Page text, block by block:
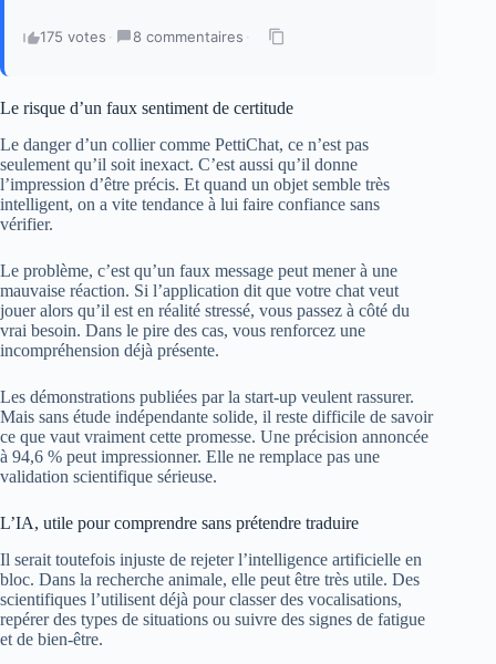
175 votes · 8 commentaires ·
Le risque d’un faux sentiment de certitude
Le danger d’un collier comme PettiChat, ce n’est pas
seulement qu’il soit inexact. C’est aussi qu’il donne
l’impression d’être précis. Et quand un objet semble très
intelligent, on a vite tendance à lui faire confiance sans
vérifier.
Le problème, c’est qu’un faux message peut mener à une
mauvaise réaction. Si l’application dit que votre chat veut
jouer alors qu’il est en réalité stressé, vous passez à côté du
vrai besoin. Dans le pire des cas, vous renforcez une
incompréhension déjà présente.
Les démonstrations publiées par la start-up veulent rassurer.
Mais sans étude indépendante solide, il reste difficile de savoir
ce que vaut vraiment cette promesse. Une précision annoncée
à 94,6 % peut impressionner. Elle ne remplace pas une
validation scientifique sérieuse.
L’IA, utile pour comprendre sans prétendre traduire
Il serait toutefois injuste de rejeter l’intelligence artificielle en
bloc. Dans la recherche animale, elle peut être très utile. Des
scientifiques l’utilisent déjà pour classer des vocalisations,
repérer des types de situations ou suivre des signes de fatigue
et de bien-être.